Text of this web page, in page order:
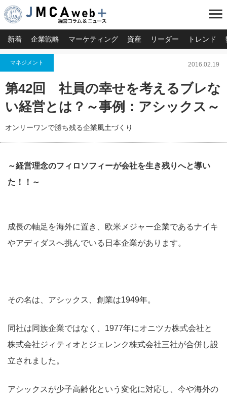
menu
新着 企業戦略 マーケティング 資産 リーダー トレンド
マネジメント 2016.02.19
第42回 社員の幸せを考えるブレな
い経営とは？～事例：アシックス～
オンリーワンで勝ち残る企業風土づくり
～経営理念のフィロソフィーが会社を生き残りへと導い
た！！～
成長の軸足を海外に置き、欧米メジャー企業であるナイキ
やアディダスへ挑んでいる日本企業があります。
その名は、アシックス、創業は1949年。
同社は同族企業ではなく、1977年にオニツカ株式会社と
株式会社ジィティオとジェレンク株式会社三社が合併し設
立されました。
アシックスが少子高齢化という変化に対応し、今や海外の